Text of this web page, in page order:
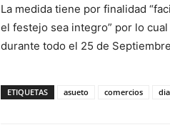
La medida tiene por finalidad
el festejo sea integro” por lo
durante todo el 25 de
ETIQUETAS asueto comercios